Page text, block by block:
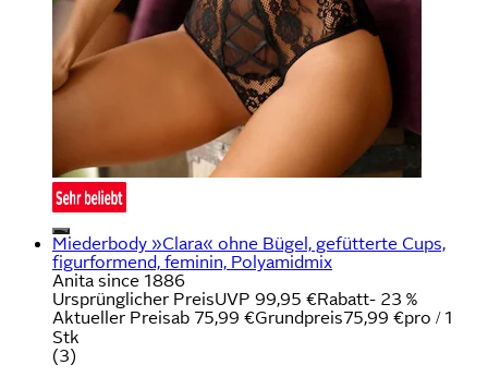
Miederbody »Clara« ohne Bügel, gefütterte Cups,
figurformend, feminin, Polyamidmix
Anita since 1886
Ursprünglicher PreisUVP 99,95 €Rabatt- 23 %
Aktueller Preisab 75,99 €Grundpreis75,99 €pro / 1
Stk
(3)